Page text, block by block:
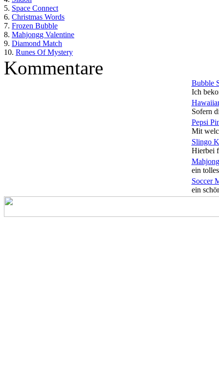
5. Space Connect
6. Christmas Words
7. Frozen Bubble
8. Mahjongg Valentine
9. Diamond Match
10. Runes Of Mystery
Kommentare
Bubble
Ich
Sofern
Pepsi
Mit
Slingo
Hierbei
ein
Soccer
ein